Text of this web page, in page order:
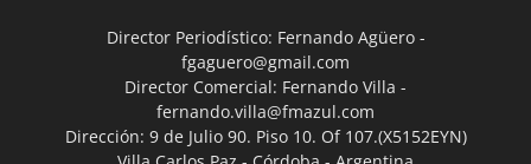
Director Periodístico: Fernando Agüero -
fgaguero@gmail.com
Director Comercial: Fernando Villa -
fernando.villa@fmazul.com
Dirección: 9 de Julio 90. Piso 10. Of 107.(X5152EYN)